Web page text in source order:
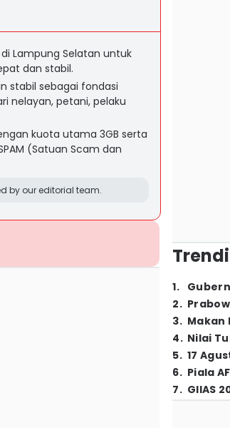
Lampung Selatan untuk
dan stabil.
stabil sebagai fondasi
nelayan, petani, pelaku
kuota utama 3GB serta
(Satuan Scam dan
by our editorial team.
1.
2.
3. Makan
4. Nilai
5. 17
6. Piala
7. GIIAS